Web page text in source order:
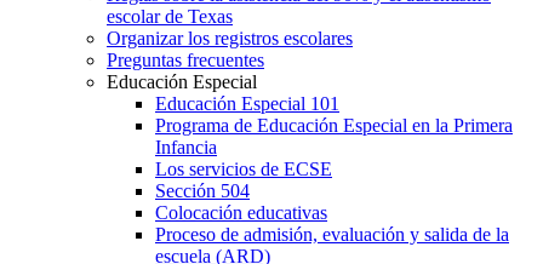
escolar de Texas
Organizar los registros escolares
Preguntas frecuentes
Educación Especial
Educación Especial 101
Programa de Educación Especial en la Primera
Infancia
Los servicios de ECSE
Sección 504
Colocación educativas
Proceso de admisión, evaluación y salida de la
escuela (ARD)